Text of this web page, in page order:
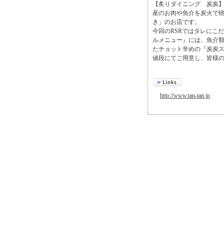
【炙りダイニング 炭炭
産のお肉や魚介を炭火で
き」のお店です。
今回のRSRではタレにこ
ルメニュー』には、魚介
たチョット辛めの『炭炭
値段にてご用意し、皆様
http://www.tan-tan.jp